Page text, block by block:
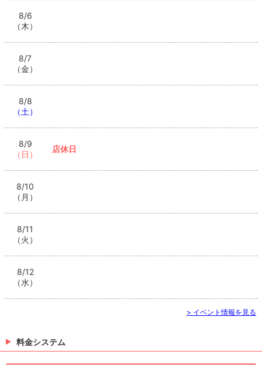
8/6
（木）
8/7
（金）
8/8
（土）
8/9
（日）
店休日
8/10
（月）
8/11
（火）
8/12
（水）
> イベント情報を見る
料金システム